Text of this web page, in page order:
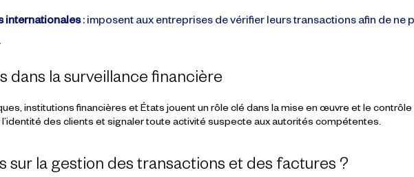
internationales: imposent aux entreprises de vérifier leurs transactions afin de
dans la surveillance financière
institutions financières et Étatsjouent un rôle clé dans la mise en œuvre et le
des clients et signaler toute activité suspecte aux autorités compétentes.
sur la gestion des transactions et des factures ?